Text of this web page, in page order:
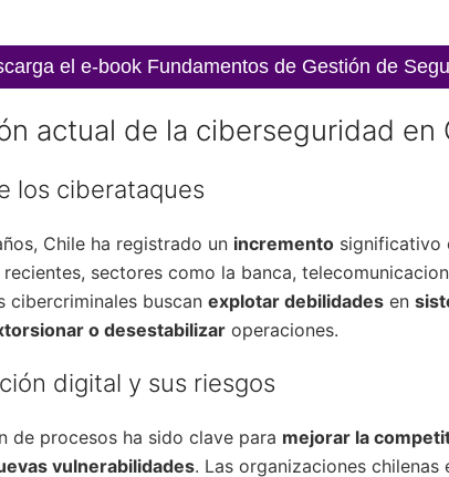
el e-book Fundamentos de Gestión de
actual de la ciberseguridad en
los ciberataques
Chile ha registrado un incremento significativo
recientes, sectores como la banca,
cibercriminales buscanexplotar debilidades en
o desestabilizar operaciones.
digital y sus riesgos
de procesos ha sido clave para mejorar la
vulnerabilidades. Las organizaciones